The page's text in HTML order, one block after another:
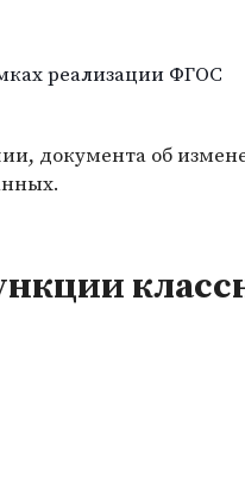
реализации ФГОС
документа об